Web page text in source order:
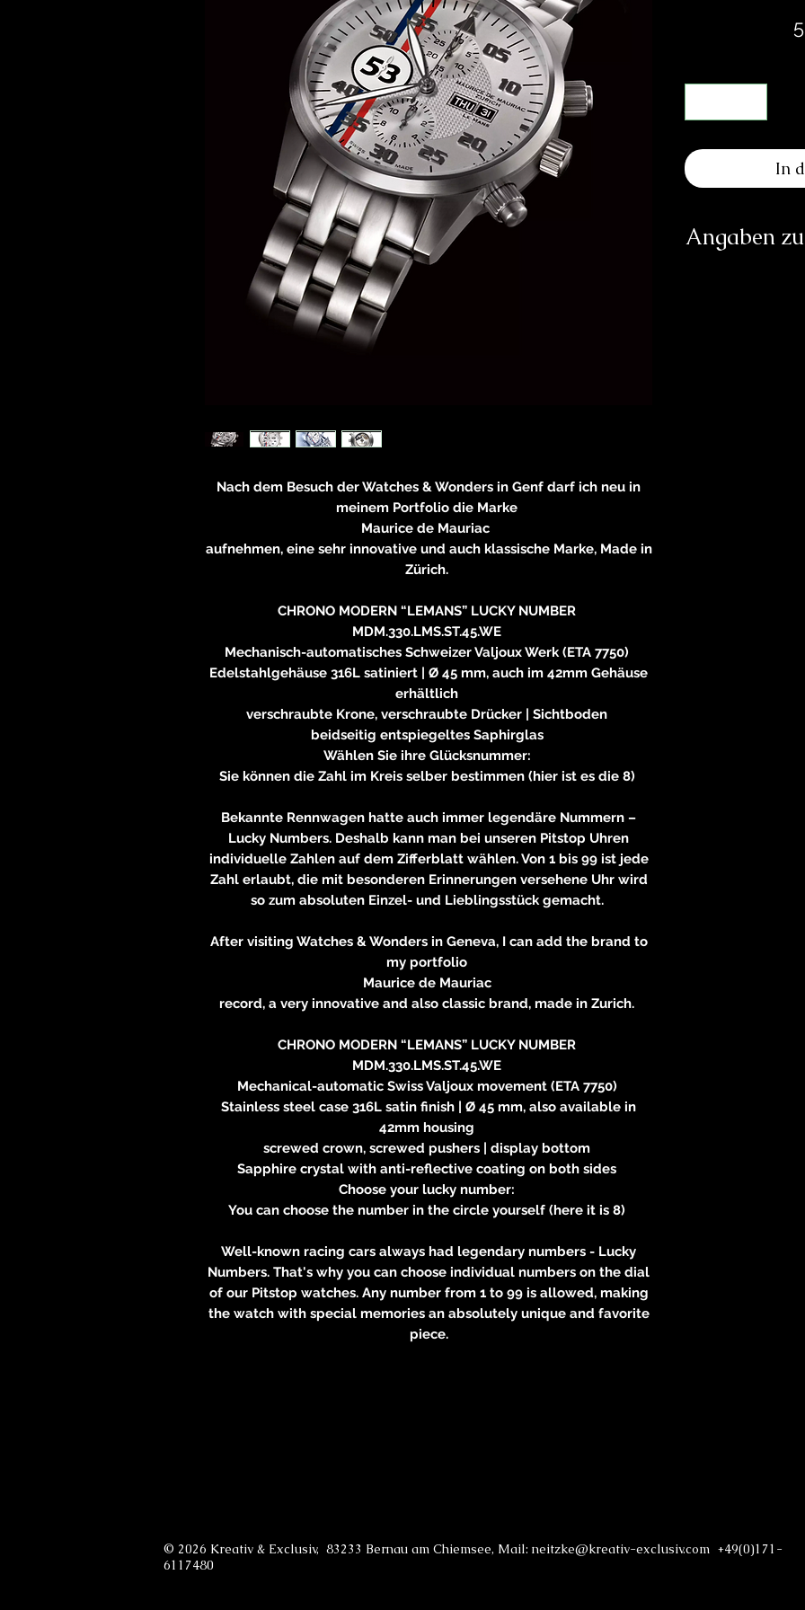
Nach dem Besuch der Watches & Wonders in Genf darf ich neu in
meinem Portfolio die Marke
Maurice de Mauriac
aufnehmen, eine sehr innovative und auch klassische Marke, Made in
Zürich.
CHRONO MODERN “LEMANS” LUCKY NUMBER
MDM.330.LMS.ST.45.WE
Mechanisch-automatisches Schweizer Valjoux Werk (ETA 7750)
Edelstahlgehäuse 316L satiniert | Ø 45 mm, auch im 42mm Gehäuse
erhältlich
verschraubte Krone, verschraubte Drücker | Sichtboden
beidseitig entspiegeltes Saphirglas
Wählen Sie ihre Glücksnummer:
Sie können die Zahl im Kreis selber bestimmen (hier ist es die 8)
Bekannte Rennwagen hatte auch immer legendäre Nummern –
Lucky Numbers. Deshalb kann man bei unseren Pitstop Uhren
individuelle Zahlen auf dem Zifferblatt wählen. Von 1 bis 99 ist jede
Zahl erlaubt, die mit besonderen Erinnerungen versehene Uhr wird
so zum absoluten Einzel- und Lieblingsstück gemacht.
After visiting Watches & Wonders in Geneva, I can add the brand to
my portfolio
Maurice de Mauriac
record, a very innovative and also classic brand, made in Zurich.
CHRONO MODERN “LEMANS” LUCKY NUMBER
MDM.330.LMS.ST.45.WE
Mechanical-automatic Swiss Valjoux movement (ETA 7750)
Stainless steel case 316L satin finish | Ø 45 mm, also available in
42mm housing
screwed crown, screwed pushers | display bottom
Sapphire crystal with anti-reflective coating on both sides
Choose your lucky number:
You can choose the number in the circle yourself (here it is 8)
Well-known racing cars always had legendary numbers - Lucky
Numbers. That's why you can choose individual numbers on the dial
of our Pitstop watches. Any number from 1 to 99 is allowed, making
the watch with special memories an absolutely unique and favorite
piece.
In
Angaben
© 2026 Kreativ & Exclusiv, 83233 Bernau am Chiemsee, Mail: neitzke@kreativ-exclusiv.com +49(0)171-
6117480